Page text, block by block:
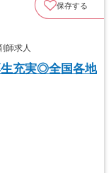
保存する
師求人
生充実◎全国各地